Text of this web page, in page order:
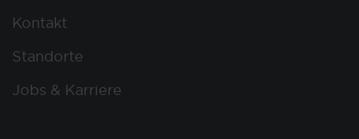
Kontakt
Standorte
Jobs & Karriere